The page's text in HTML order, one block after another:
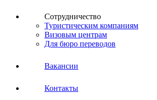
Сотрудничество
Туристическим компаниям
Визовым центрам
Для бюро переводов
Вакансии
Контакты